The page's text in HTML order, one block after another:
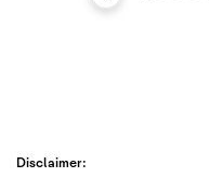
Disclaimer: